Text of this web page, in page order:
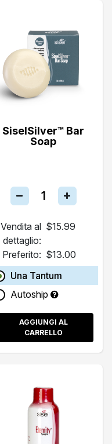
SiselSilver™ Bar
Soap
Vendita al
dettaglio:
$15.99
Preferito: $13.00
Una Tantum
Autoship
AGGIUNGI AL
CARRELLO